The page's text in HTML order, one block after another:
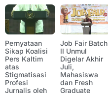
Pernyataan
Sikap Koalisi
Pers Kaltim
atas
Stigmatisasi
Profesi
Jurnalis oleh
Job Fair Batch
II Unmul
Digelar Akhir
Juli,
Mahasiswa
dan Fresh
Graduate